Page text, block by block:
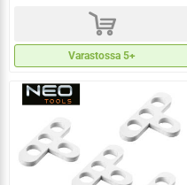
d
Varastossa 5+